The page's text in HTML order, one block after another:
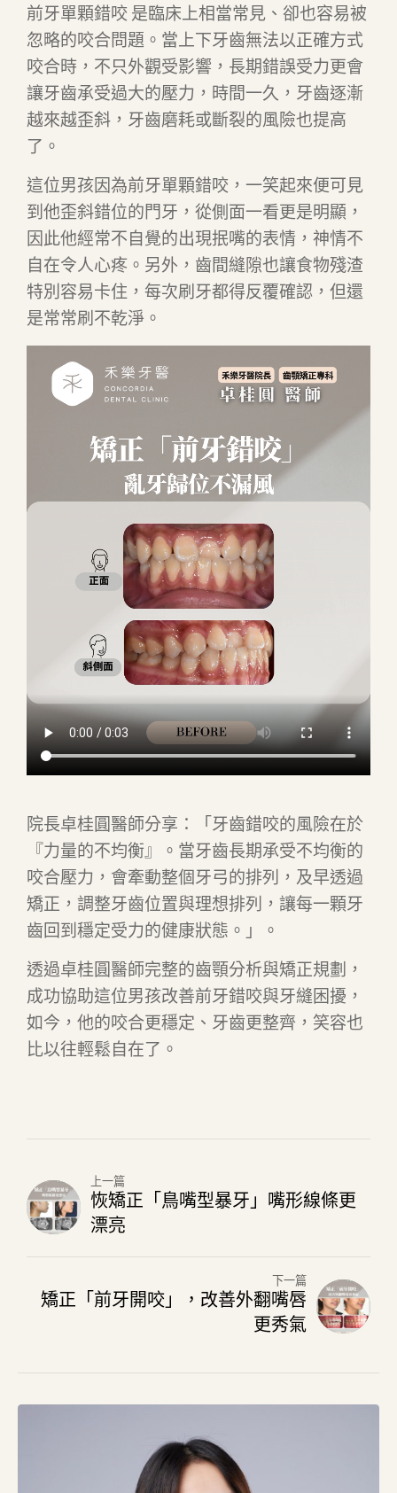
前牙單顆錯咬 是臨床上相當常見、卻也容易被
忽略的咬合問題。當上下牙齒無法以正確方式
咬合時，不只外觀受影響，長期錯誤受力更會
讓牙齒承受過大的壓力，時間一久，牙齒逐漸
越來越歪斜，牙齒磨耗或斷裂的風險也提高
了。
這位男孩因為前牙單顆錯咬，一笑起來便可見
到他歪斜錯位的門牙，從側面一看更是明顯，
因此他經常不自覺的出現抿嘴的表情，神情不
自在令人心疼。另外，齒間縫隙也讓食物殘渣
特別容易卡住，每次刷牙都得反覆確認，但還
是常常刷不乾淨。
院長卓桂圓醫師分享：「牙齒錯咬的風險在於
『力量的不均衡』。當牙齒長期承受不均衡的
咬合壓力，會牽動整個牙弓的排列，及早透過
矯正，調整牙齒位置與理想排列，讓每一顆牙
齒回到穩定受力的健康狀態。」。
透過卓桂圓醫師完整的齒顎分析與矯正規劃，
成功協助這位男孩改善前牙錯咬與牙縫困擾，
如今，他的咬合更穩定、牙齒更整齊，笑容也
比以往輕鬆自在了。
上一篇
恢矯正「鳥嘴型暴牙」嘴形線條更
漂亮
下一篇
矯正「前牙開咬」，改善外翻嘴唇
更秀氣